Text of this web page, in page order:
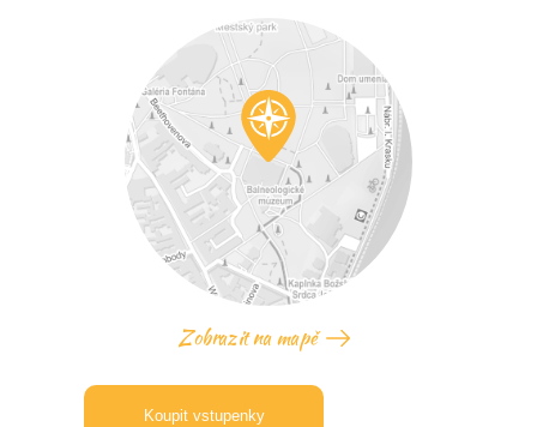
Zobrazit na mapě
Koupit vstupenky